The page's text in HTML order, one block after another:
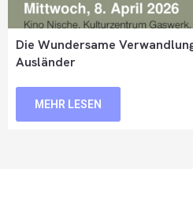
Die Wundersame
Ausländer
MEHR LESEN